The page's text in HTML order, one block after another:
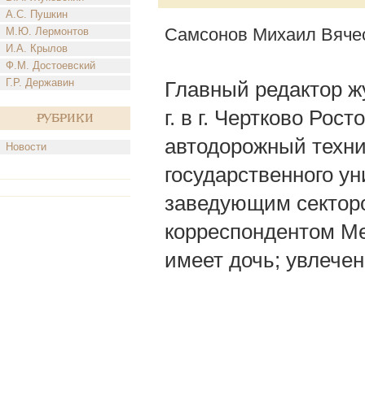
А.С. Пушкин
М.Ю. Лермонтов
И.А. Крылов
Ф.М. Достоевский
Г.Р. Державин
Рубрики
Новости
Самсонов Михаил
Главный редактор
г. в г. Чертково
автодорожный
государственного
заведующим
корреспондентом
имеет дочь;